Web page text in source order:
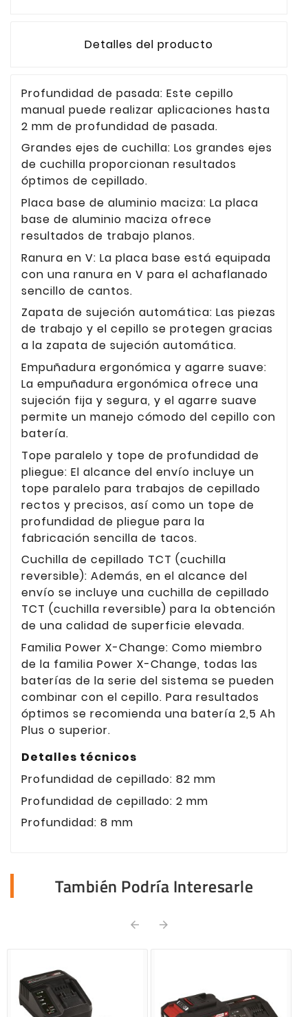
Detalles del producto
Profundidad de pasada: Este cepillo
manual puede realizar aplicaciones hasta
2 mm de profundidad de pasada.
Grandes ejes de cuchilla: Los grandes ejes
de cuchilla proporcionan resultados
óptimos de cepillado.
Placa base de aluminio maciza: La placa
base de aluminio maciza ofrece
resultados de trabajo planos.
Ranura en V: La placa base está equipada
con una ranura en V para el achaflanado
sencillo de cantos.
Zapata de sujeción automática: Las piezas
de trabajo y el cepillo se protegen gracias
a la zapata de sujeción automática.
Empuñadura ergonómica y agarre suave:
La empuñadura ergonómica ofrece una
sujeción fija y segura, y el agarre suave
permite un manejo cómodo del cepillo con
batería.
Tope paralelo y tope de profundidad de
pliegue: El alcance del envío incluye un
tope paralelo para trabajos de cepillado
rectos y precisos, así como un tope de
profundidad de pliegue para la
fabricación sencilla de tacos.
Cuchilla de cepillado TCT (cuchilla
reversible): Además, en el alcance del
envío se incluye una cuchilla de cepillado
TCT (cuchilla reversible) para la obtención
de una calidad de superficie elevada.
Familia Power X-Change: Como miembro
de la familia Power X-Change, todas las
baterías de la serie del sistema se pueden
combinar con el cepillo. Para resultados
óptimos se recomienda una batería 2,5 Ah
Plus o superior.
Detalles técnicos
Profundidad de cepillado: 82 mm
Profundidad de cepillado: 2 mm
Profundidad: 8 mm
También Podría Interesarle
 